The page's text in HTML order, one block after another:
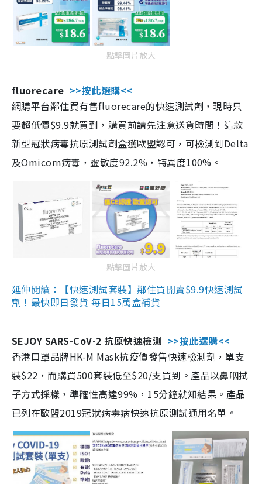
點擊圖片放大
fluorecare >>按此選購<<
網購平台鄰住買有售fluorecare的快速測試劑，現時只
要超低價$9.9就買到，購買前請先注意送貨時間！這款
新型冠狀病毒抗原測試劑盒獲歐盟認可，可檢測到Delta
及Omicorn病毒，靈敏度92.2%，特異度100%。
點擊圖片放大
延伸閱讀：【快速測試套裝】鄰住買開賣$9.9快速測試
劑！最快即日發貨 每日15萬盒補貨
SEJOY SARS-CoV-2 抗原快速檢測 >>按此選購<<
香港口罩品牌HK-M Mask抗疫價發售快速檢測劑，單支
裝$22，而購買500套裝低至$20/支買到。產品以鼻咽拭
子方式採樣，準確性高達99%，15分鐘就知結果。產品
已列在歐盟2019冠狀病毒病快速抗原測試通用名單。